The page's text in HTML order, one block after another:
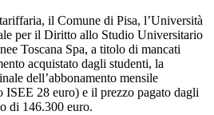
il Comune di Pisa, l’Università
per il Diritto allo Studio Universitario
Toscana Spa, a titolo di mancati
acquistato dagli studenti, la
dell’abbonamento mensile
28 euro) e il prezzo pagato dagli
di 146.300 euro.